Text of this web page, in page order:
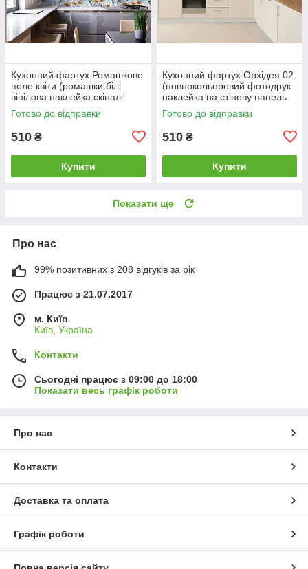
Кухонний фартух Ромашкове
поле квіти (ромашки білі
вінілова наклейка скіналі
плівка) 600*2000 мм
Готово до відправки
510 ₴
Купити
Кухонний фартух Орхідея 02
(повнокольоровий фотодрук
наклейка на стінову панель
кухні квіти) 600*2000 мм
Готово до відправки
510 ₴
Купити
Показати ще
Про нас
99% позитивних з 208 відгуків за рік
Працює з 21.07.2017
м. Київ
Київ, Україна
Контакти
Сьогодні працює з 09:00 до 18:00
Показати весь графік роботи
Про нас
Контакти
Доставка та оплата
Графік роботи